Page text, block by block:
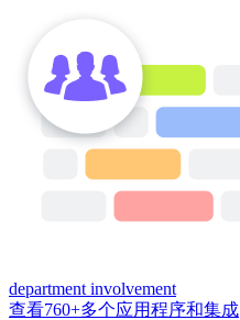
department involvement
查看760+多个应用程序和集成